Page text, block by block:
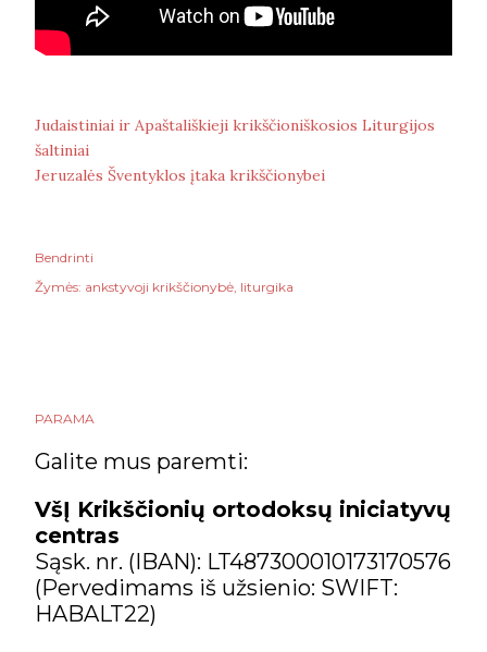
Judaistiniai ir Apaštališkieji krikščioniškosios Liturgijos
šaltiniai
Jeruzalės Šventyklos įtaka krikščionybei
Bendrinti
Žymės: ankstyvoji krikščionybė liturgika
PARAMA
Galite mus paremti:
VšĮ Krikščionių ortodoksų iniciatyvų
centras
Sąsk. nr. (IBAN): LT487300010173170576
(Pervedimams iš užsienio: SWIFT:
HABALT22)